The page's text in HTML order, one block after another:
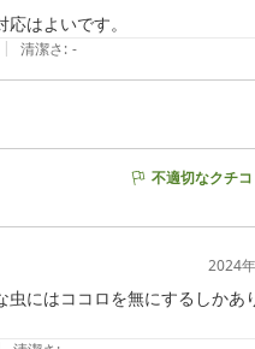
はよいです。
| 清潔さ: -
不適切なクチ
2024
にはココロを無にするしかあ